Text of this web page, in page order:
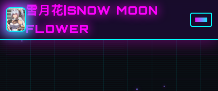
雪月花|SNOW MOON
FLOWER